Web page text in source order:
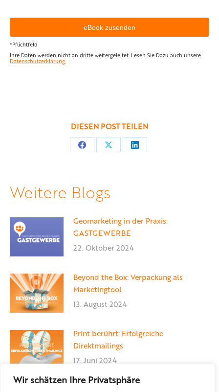
Wir schätzen Ihre Privatsphäre
*Pflichtfeld
Ihre Daten werden nicht an dritte weitergeleitet. Lesen Sie Dazu auch unsere
Datenschutzerklärung.
DIESEN POST TEILEN
Teilen Teilen Teilen
Weitere Blogs
Geomarketing in der Praxis:
GASTGEWERBE
22. Oktober 2024
Beyond the Box: Verpackung als
Marketingtool
13. August 2024
Print berührt: Erfolgreiche
Direktmailings
17. Juni 2024